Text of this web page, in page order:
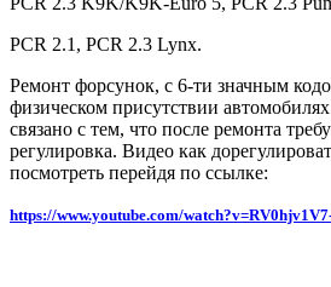
PCR 2.1, PCR 2.3 Lynx.
Ремонт форсунок, с 6-ти значным
физическом присутствии
связано с тем, что после ремонта
регулировка. Видео как
посмотреть перейдя по ссылке:
https://www.youtube.com/